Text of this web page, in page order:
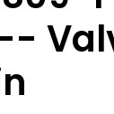
--